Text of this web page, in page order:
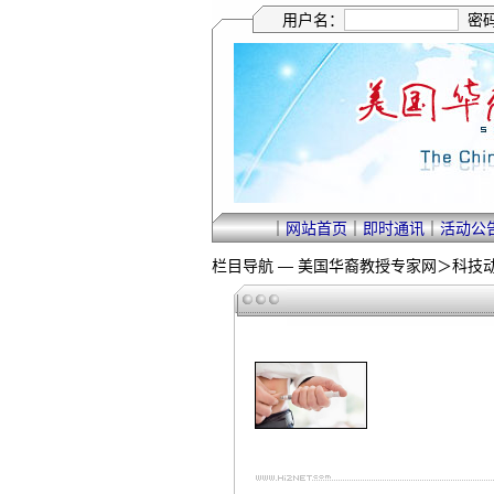
用户名： 密
｜网站首页｜即时通讯｜活动公
栏目导航 — 美国华裔教授专家网＞科技